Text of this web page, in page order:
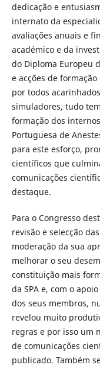
dedicação e
internato da
avaliações anuais e
académico e da
do Diploma Europeu
e acções de
por todos
simuladores, tudo
formação dos
Portuguesa de
para este esforço,
científicos que
comunicações
destaque.
Para o Congresso
revisão e selecção
moderação da sua
melhorar o seu
constituição mais
da SPA e, com o
dos seus membros,
revelou muito
regras e por isso um
de comunicações
publicado. Também